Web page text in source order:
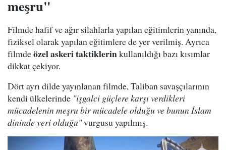
meşru"
Filmde hafif ve ağır silahlarla yapılan eğitimlerin yanında,
fiziksel olarak yapılan eğitimlere de yer verilmiş. Ayrıca
filmdeözel askeri taktiklerinkullanıldığı bazı kısımlar
dikkat çekiyor.
Dört ayrı dilde yayınlanan filmde, Taliban savaşçılarının
kendi ülkelerinde "işgalci güçlere karşı verdikleri
mücadelenin meşru bir mücadele olduğu ve bunun İslam
dininde yeri olduğu"vurgusu yapılmış.